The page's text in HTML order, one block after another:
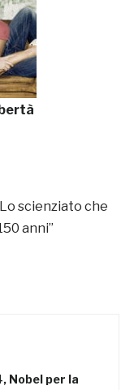
Lo scienziato che
anni”
Nobel per la